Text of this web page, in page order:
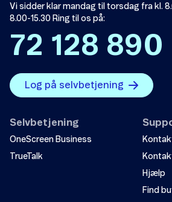
Vi sidder klar mandag til torsdag fra kl.
8.00-15.30 Ring til os på:
72 128 890
Log på selvbetjening
Selvbetjening
OneScreen Business
TrueTalk
Hjælp
Find